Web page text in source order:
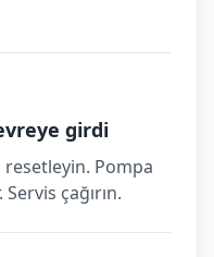
girdi
resetleyin. Pompa
çağırın.